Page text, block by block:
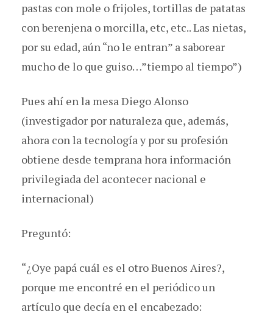
pastas con mole o frijoles, tortillas de patatas
con berenjena o morcilla, etc, etc.. Las nietas,
por su edad, aún “no le entran” a saborear
mucho de lo que guiso…”tiempo al tiempo”)
Pues ahí en la mesa Diego Alonso
(investigador por naturaleza que, además,
ahora con la tecnología y por su profesión
obtiene desde temprana hora información
privilegiada del acontecer nacional e
internacional)
Preguntó:
“¿Oye papá cuál es el otro Buenos Aires?,
porque me encontré en el periódico un
artículo que decía en el encabezado: